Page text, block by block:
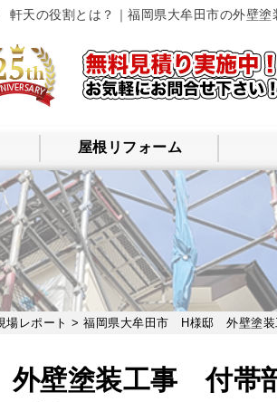
役割とは？｜福岡県大牟田市の外壁塗
屋根リフォーム
場レポート > 福岡県大牟田市 H様邸 外壁塗
壁塗装工事 付帯